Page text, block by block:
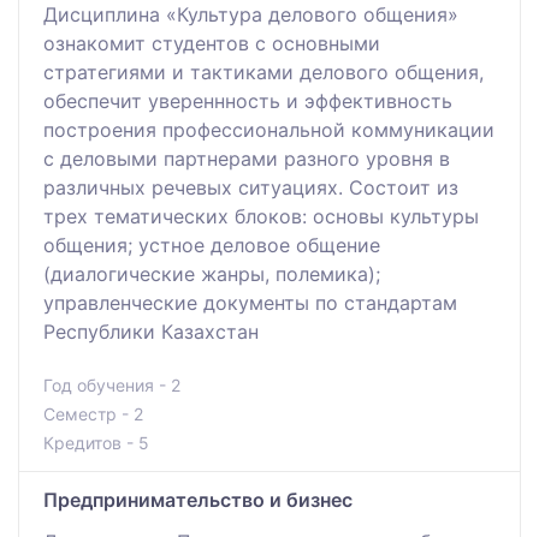
Дисциплина «Культура делового общения»
ознакомит студентов с основными
стратегиями и тактиками делового общения,
обеспечит увереннность и эффективность
построения профессиональной коммуникации
с деловыми партнерами разного уровня в
различных речевых ситуациях. Состоит из
трех тематических блоков: основы культуры
общения; устное деловое общение
(диалогические жанры, полемика);
управленческие документы по стандартам
Республики Казахстан
Год обучения - 2
Семестр - 2
Кредитов - 5
Предпринимательство и бизнес